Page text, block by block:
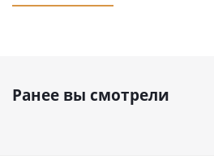
Ранее вы смотрели